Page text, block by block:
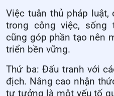
Việc tuân thủ pháp
trong công việc, sống
cũng góp phần tạo nên
triển bền vững.
Thứ ba: Đấu tranh với
địch. Nâng cao nhận
tư tưởng là một yếu tố